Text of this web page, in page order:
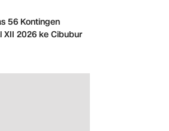
56 Kontingen
XII 2026 ke Cibubur